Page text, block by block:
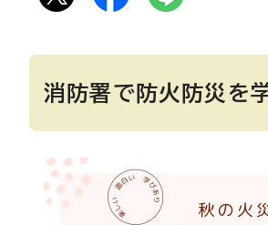
消防署で防火防災を